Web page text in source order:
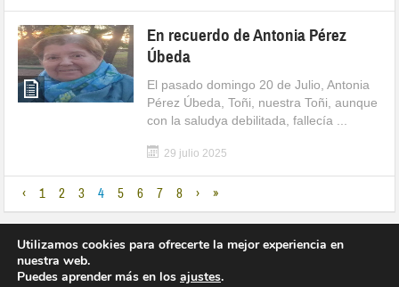
En recuerdo de Antonia Pérez
Úbeda
El pasado domingo 20 de Julio, Antonia
Pérez Úbeda, Toñi, nuestra Toñi, aunque
con la saludya debilitada, fallecía ...
29 julio 2025
‹ 1 2 3 4 5 6 7 8 › »
Utilizamos cookies para ofrecerte la mejor experiencia en
nuestra web.
Puedes aprender más en los ajustes.